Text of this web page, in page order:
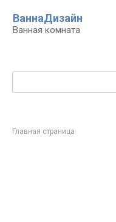
контенту
ВаннаДизайн
Ванная комната
Поиск:
Главная страница